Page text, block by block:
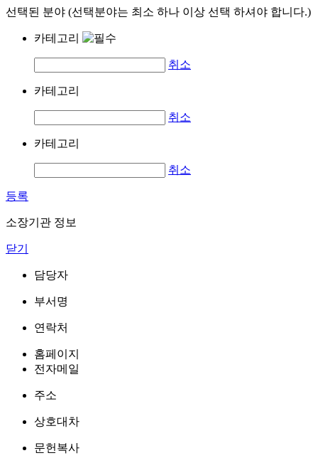
선택된 분야 (선택분야는 최소 하나 이상 선택 하셔야 합니다.)
카테고리
취소
카테고리
취소
카테고리
취소
등록
소장기관 정보
닫기
담당자
부서명
연락처
홈페이지
전자메일
주소
상호대차
문헌복사